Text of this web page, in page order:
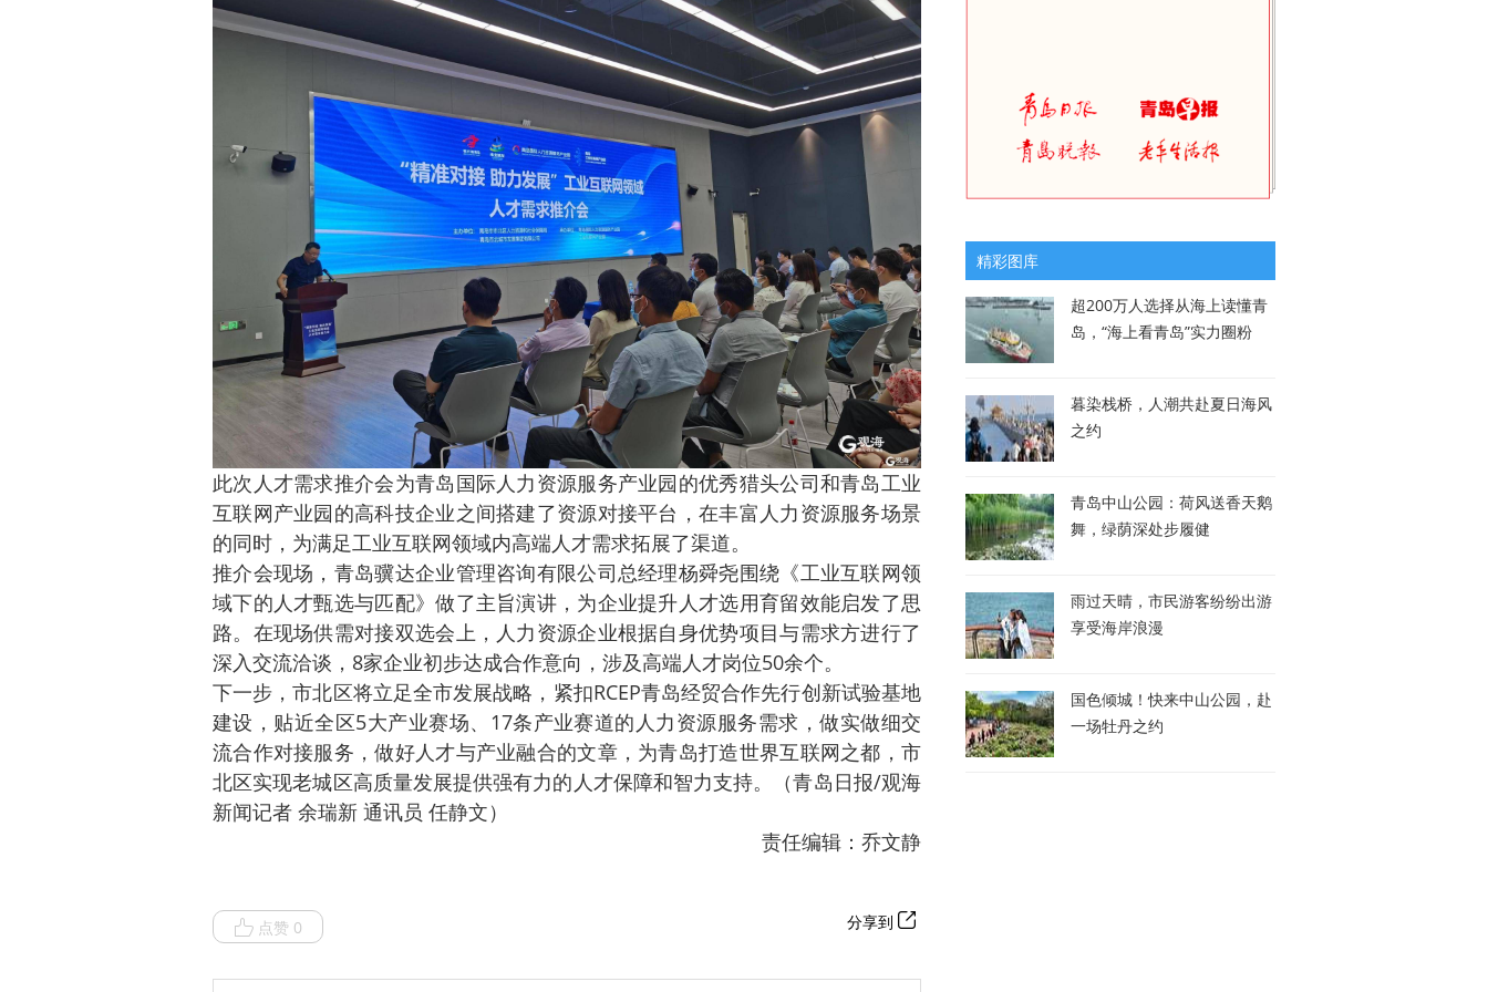
此次人才需求推介会为青岛国际人力资源服务产业园的优秀猎头公司和青岛工业
互联网产业园的高科技企业之间搭建了资源对接平台，在丰富人力资源服务场景
的同时，为满足工业互联网领域内高端人才需求拓展了渠道。
推介会现场，青岛骥达企业管理咨询有限公司总经理杨舜尧围绕《工业互联网领
域下的人才甄选与匹配》做了主旨演讲，为企业提升人才选用育留效能启发了思
路。在现场供需对接双选会上，人力资源企业根据自身优势项目与需求方进行了
深入交流洽谈，8家企业初步达成合作意向，涉及高端人才岗位50余个。
下一步，市北区将立足全市发展战略，紧扣RCEP青岛经贸合作先行创新试验基地
建设，贴近全区5大产业赛场、17条产业赛道的人力资源服务需求，做实做细交
流合作对接服务，做好人才与产业融合的文章，为青岛打造世界互联网之都，市
北区实现老城区高质量发展提供强有力的人才保障和智力支持。（青岛日报/观海
新闻记者 余瑞新 通讯员 任静文）
责任编辑：乔文静
点赞 0 分享到
精彩图库
超200万人选择从海上读懂青
岛，“海上看青岛”实力圈粉
暮染栈桥，人潮共赴夏日海风
之约
青岛中山公园：荷风送香天鹅
舞，绿荫深处步履健
雨过天晴，市民游客纷纷出游
享受海岸浪漫
国色倾城！快来中山公园，赴
一场牡丹之约